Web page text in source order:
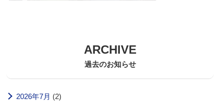
ARCHIVE
過去のお知らせ
2026年7月 (2)